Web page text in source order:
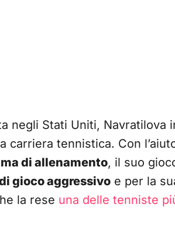
negli Stati Uniti, Navratilova
carriera tennistica. Con
di allenamento, il suo
gioco aggressivo e per la
la rese una delle tenniste